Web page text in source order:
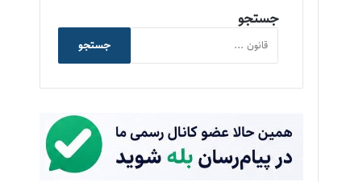
جستجو
جستجو